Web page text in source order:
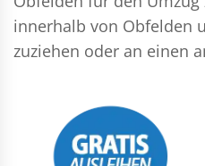
innerhalb von Obfelden
zuziehen oder an einen